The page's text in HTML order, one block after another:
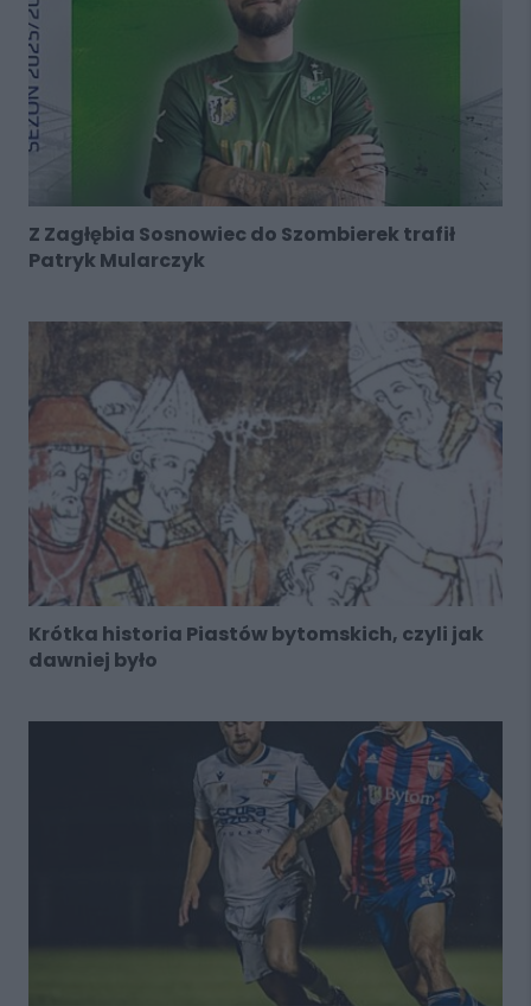
Z Zagłębia Sosnowiec do Szombierek trafił
Patryk Mularczyk
Krótka historia Piastów bytomskich, czyli jak
dawniej było